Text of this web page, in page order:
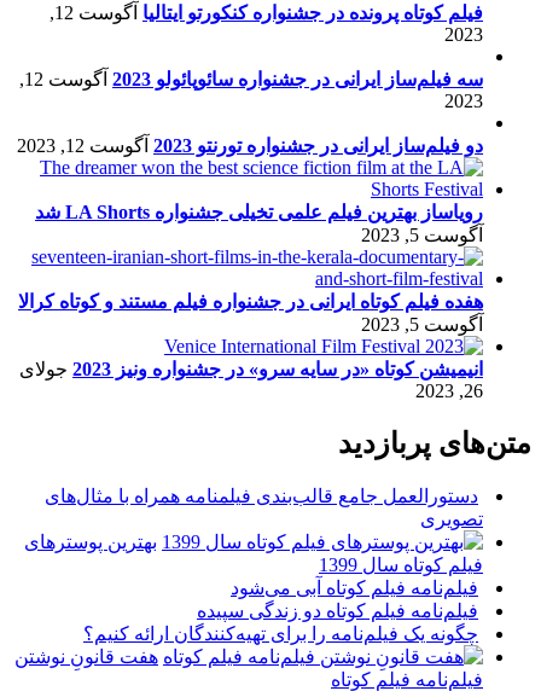
فیلم کوتاه پرونده در جشنواره کنکورتو ایتالیا
آگوست 12,
2023
سه فیلم‌ساز ایرانی در جشنواره سائوپائولو 2023
آگوست 12,
2023
دو فیلم‌ساز ایرانی در جشنواره تورنتو 2023 آگوست 12, 2023
رویاساز بهترین فیلم علمی تخیلی جشنواره LA Shorts شد
آگوست 5, 2023
هفده فیلم کوتاه ایرانی در جشنواره فیلم مستند و کوتاه کرالا
آگوست 5, 2023
انیمیشن کوتاه «در سایه سرو» در جشنواره ونیز 2023
جولای
26, 2023
متن‌های پربازدید
دستورالعمل جامع قالب‌بندی فیلمنامه همراه با مثال‌های
تصویری
بهترین پوسترهای
فیلم کوتاه سال 1399
فیلم‌نامه فیلم کوتاه آبی می‌شود
فیلم‌نامه فیلم کوتاه دو زندگی سپیده
چگونه یک فیلم‌نامه را برای تهیه‌کنندگان ارائه کنیم؟
هفت قانونِ نوشتن
فیلم‌نامه فیلم کوتاه